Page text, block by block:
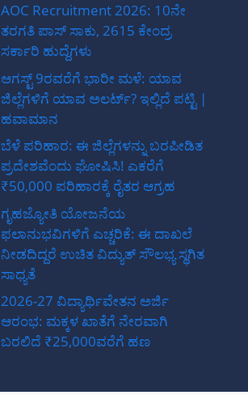
AOC Recruitment 2026: 10ನೇ
ತರಗತಿ ಪಾಸ್ ಸಾಕು, 2615 ಕೇಂದ್ರ
ಸರ್ಕಾರಿ ಹುದ್ದೆಗಳು
ಆಗಸ್ಟ್ 9ರವರೆಗೆ ಭಾರೀ ಮಳೆ: ಯಾವ
ಜಿಲ್ಲೆಗಳಿಗೆ ಯಾವ ಅಲರ್ಟ್? ಇಲ್ಲಿದೆ ಪಟ್ಟಿ |
ಹವಾಮಾನ
ಬೆಳೆ ಪರಿಹಾರ: ಈ ಜಿಲ್ಲೆಗಳನ್ನು ಬರಪೀಡಿತ
ಪ್ರದೇಶವೆಂದು ಘೋಷಿಸಿ! ಎಕರೆಗೆ
₹50,000 ಪರಿಹಾರಕ್ಕೆ ರೈತರ ಆಗ್ರಹ
ಗೃಹಜ್ಯೋತಿ ಯೋಜನೆಯ
ಫಲಾನುಭವಿಗಳಿಗೆ ಎಚ್ಚರಿಕೆ: ಈ ದಾಖಲೆ
ನೀಡದಿದ್ದರೆ ಉಚಿತ ವಿದ್ಯುತ್ ಸೌಲಭ್ಯ ಸ್ಥಗಿತ
ಸಾಧ್ಯತೆ
2026-27 ವಿದ್ಯಾರ್ಥಿವೇತನ ಅರ್ಜಿ
ಆರಂಭ: ಮಕ್ಕಳ ಖಾತೆಗೆ ನೇರವಾಗಿ
ಬರಲಿದೆ ₹25,000ವರೆಗೆ ಹಣ